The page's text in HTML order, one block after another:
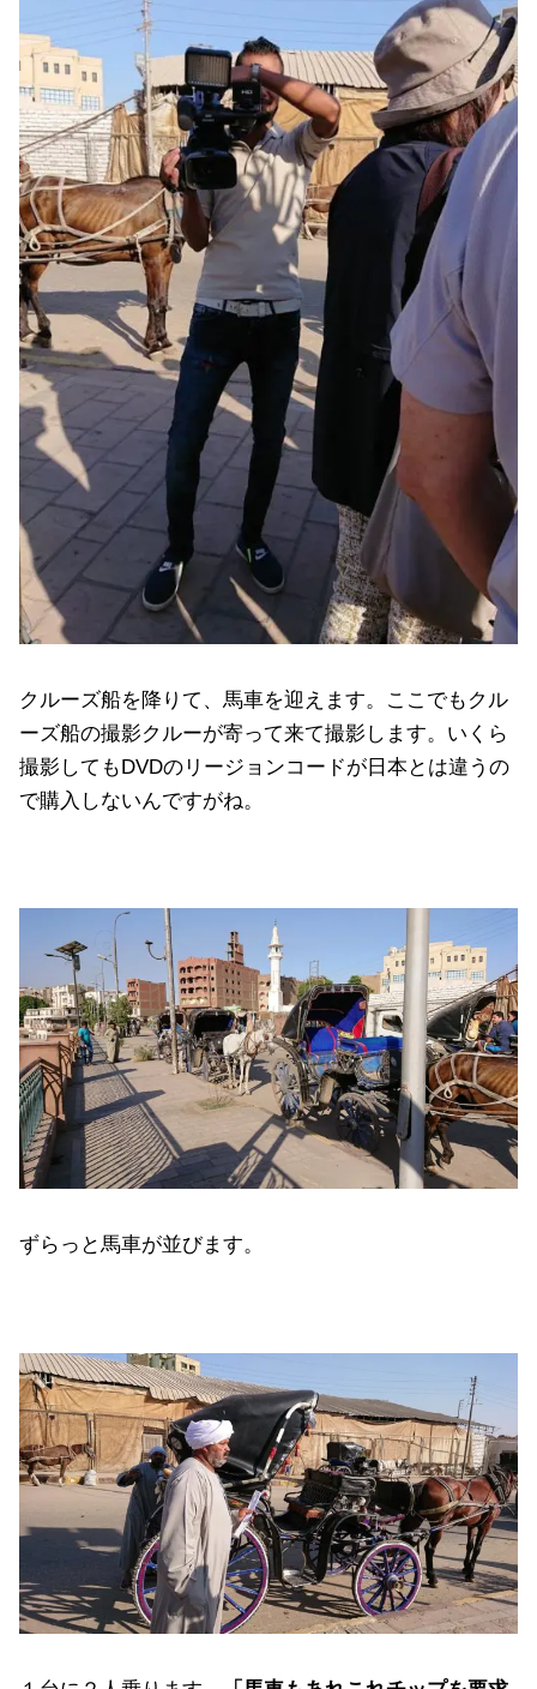
クルーズ船を降りて、馬車を迎えます。ここでもクル
ーズ船の撮影クルーが寄って来て撮影します。いくら
撮影してもDVDのリージョンコードが日本とは違うの
で購入しないんですがね。
ずらっと馬車が並びます。